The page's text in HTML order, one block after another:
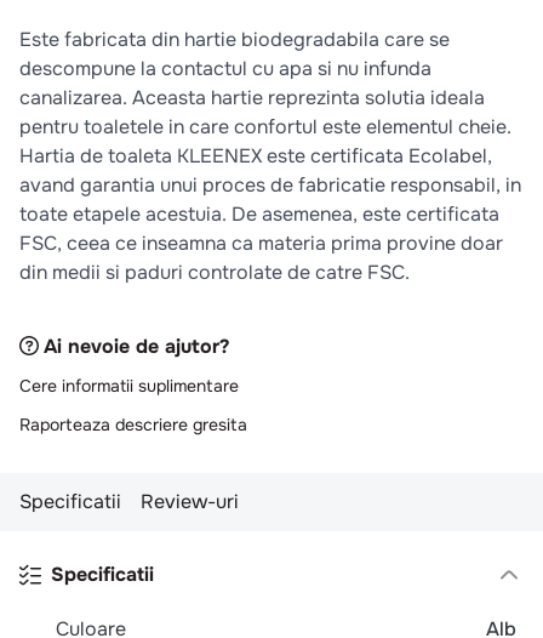
6. coaste
7. aripi
8. ceafa
9. croissant
10.pizza
Este fabricata din hartie biodegradabila care se
descompune la contactul cu apa si nu infunda
canalizarea. Aceasta hartie reprezinta solutia ideala
pentru toaletele in care confortul este elementul cheie.
Hartia de toaleta KLEENEX este certificata Ecolabel,
avand garantia unui proces de fabricatie responsabil, in
toate etapele acestuia. De asemenea, este certificata
FSC, ceea ce inseamna ca materia prima provine doar
din medii si paduri controlate de catre FSC.
Ai nevoie de ajutor?
Cere informatii suplimentare
Raporteaza descriere gresita
Specificatii Review-uri
Specificatii
Culoare
Alb